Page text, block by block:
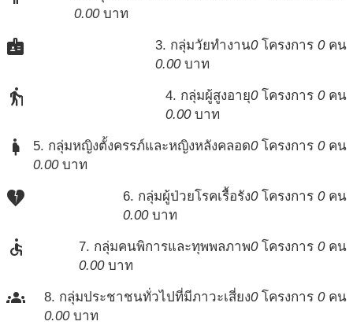
0.00บาท
badge 3. กลุ่มวัยทำงาน0โครงการ 0คน
0.00บาท
elderly 4. กลุ่มผู้สูงอายุ0โครงการ 0คน
0.00บาท
pregnant_woman 5. กลุ่มหญิงตั้งครรภ์และหญิงหลังคลอด0โครงการ 0คน
0.00บาท
heart_broken 6. กลุ่มผู้ป่วยโรคเรื้อรัง0โครงการ 0คน
0.00บาท
accessible 7. กลุ่มคนพิการและทุพพลภาพ0โครงการ 0คน
0.00บาท
groups 8. กลุ่มประชาชนทั่วไปที่มีภาวะเสี่ยง0โครงการ 0คน
0.00บาท